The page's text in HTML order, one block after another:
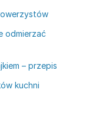
odmierzać
– przepis
kuchni